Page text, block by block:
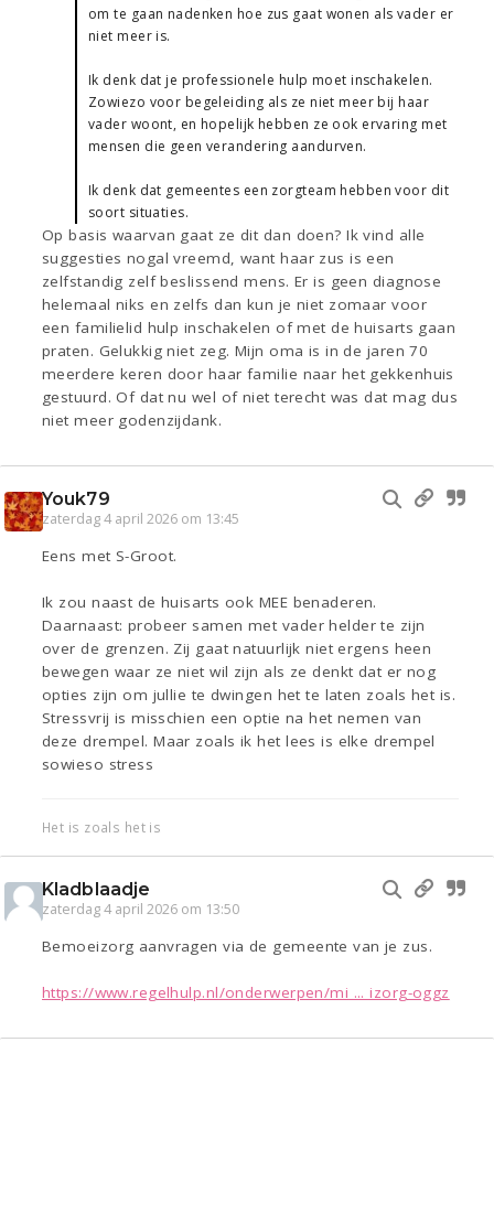
om te gaan nadenken hoe zus gaat wonen als vader er
niet meer is.
Ik denk dat je professionele hulp moet inschakelen.
Zowiezo voor begeleiding als ze niet meer bij haar
vader woont, en hopelijk hebben ze ook ervaring met
mensen die geen verandering aandurven.
Ik denk dat gemeentes een zorgteam hebben voor dit
soort situaties.
Op basis waarvan gaat ze dit dan doen? Ik vind alle
suggesties nogal vreemd, want haar zus is een
zelfstandig zelf beslissend mens. Er is geen diagnose
helemaal niks en zelfs dan kun je niet zomaar voor
een familielid hulp inschakelen of met de huisarts gaan
praten. Gelukkig niet zeg. Mijn oma is in de jaren 70
meerdere keren door haar familie naar het gekkenhuis
gestuurd. Of dat nu wel of niet terecht was dat mag dus
niet meer godenzijdank.
Youk79
zaterdag 4 april 2026 om 13:45
Eens met S-Groot.
Ik zou naast de huisarts ook MEE benaderen.
Daarnaast: probeer samen met vader helder te zijn
over de grenzen. Zij gaat natuurlijk niet ergens heen
bewegen waar ze niet wil zijn als ze denkt dat er nog
opties zijn om jullie te dwingen het te laten zoals het is.
Stressvrij is misschien een optie na het nemen van
deze drempel. Maar zoals ik het lees is elke drempel
sowieso stress
Het is zoals het is
Kladblaadje
zaterdag 4 april 2026 om 13:50
Bemoeizorg aanvragen via de gemeente van je zus.
https://www.regelhulp.nl/onderwerpen/mi ... izorg-oggz